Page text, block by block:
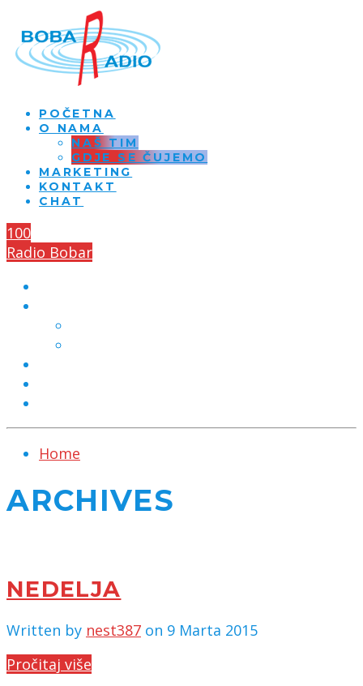
POČETNA
O NAMA
NAŠ TIM
GDJE SE ČUJEMO
MARKETING
KONTAKT
CHAT
100
Radio Bobar
Home
ARCHIVES
NEDELJA
Written by nest387 on 9 Marta 2015
Pročitaj više